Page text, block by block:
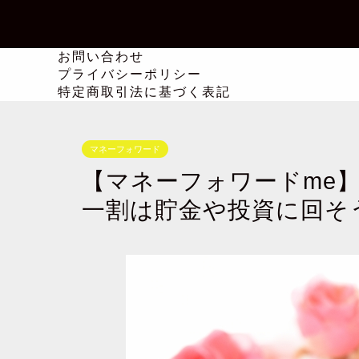
お問い合わせ
プライバシーポリシー
特定商取引法に基づく表記
マネーフォワード
【マネーフォワードme
一割は貯金や投資に回そ